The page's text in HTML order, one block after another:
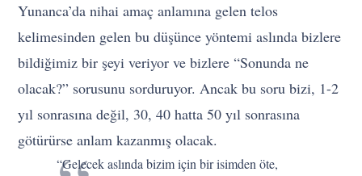
Yunanca’da nihai amaç anlamına gelen telos
kelimesinden gelen bu düşünce yöntemi aslında bizlere
bildiğimiz bir şeyi veriyor ve bizlere “Sonunda ne
olacak?” sorusunu sorduruyor. Ancak bu soru bizi, 1-2
yıl sonrasına değil, 30, 40 hatta 50 yıl sonrasına
götürürse anlam kazanmış olacak.
“Gelecek aslında bizim için bir isimden öte,